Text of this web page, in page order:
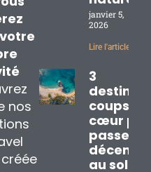
nos
janvier 5,
2026
Lire l'article »
3
coups de
cœur
passer
au soleil